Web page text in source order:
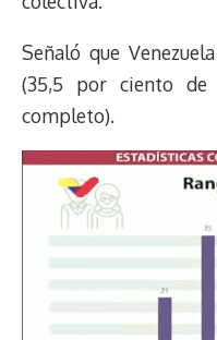
Señaló que
(35,5 por ciento de
completo).